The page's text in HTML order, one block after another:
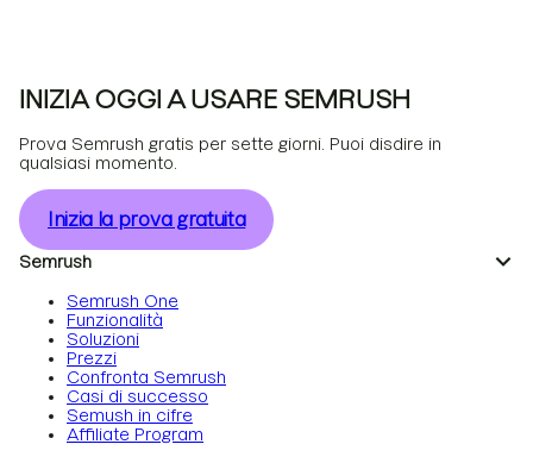
INIZIA OGGI A USARE SEMRUSH
Prova Semrush gratis per sette giorni. Puoi disdire in
qualsiasi momento.
Inizia la prova gratuita
Semrush
Semrush One
Funzionalità
Soluzioni
Prezzi
Confronta Semrush
Casi di successo
Semush in cifre
Affiliate Program